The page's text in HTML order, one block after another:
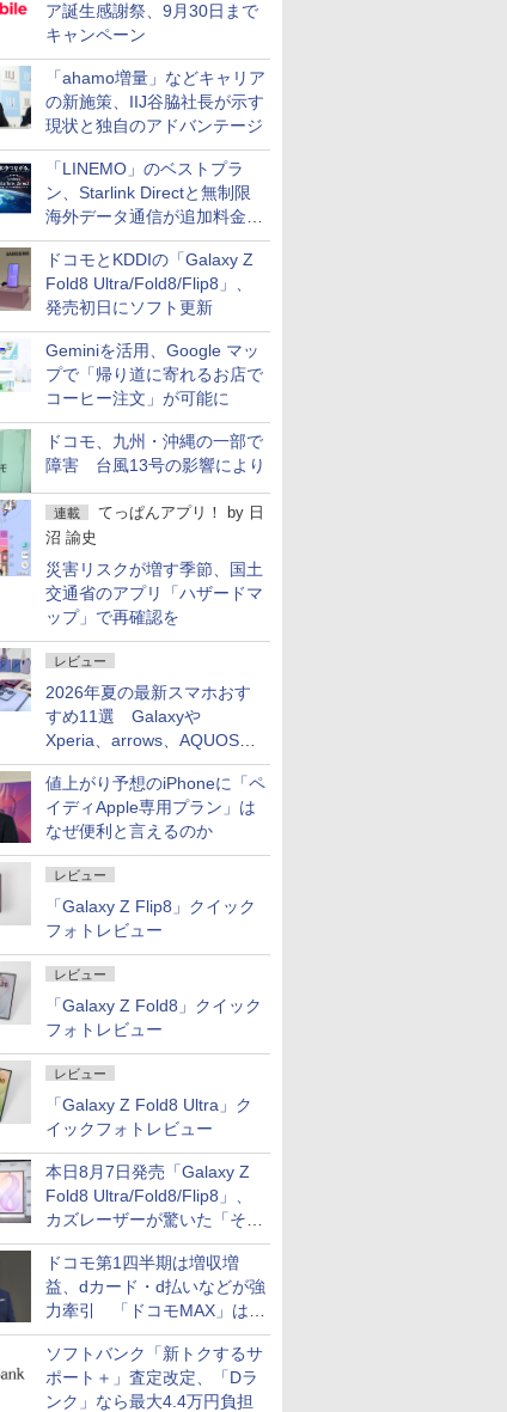
ア誕生感謝祭、9月30日まで
キャンペーン
「ahamo増量」などキャリア
の新施策、IIJ谷脇社長が示す
現状と独自のアドバンテージ
「LINEMO」のベストプラ
ン、Starlink Directと無制限
海外データ通信が追加料金な
しに
ドコモとKDDIの「Galaxy Z
Fold8 Ultra/Fold8/Flip8」、
発売初日にソフト更新
Geminiを活用、Google マッ
プで「帰り道に寄れるお店で
コーヒー注文」が可能に
ドコモ、九州・沖縄の一部で
障害 台風13号の影響により
連載 てっぱんアプリ！ by 日
沼 諭史
災害リスクが増す季節、国土
交通省のアプリ「ハザードマ
ップ」で再確認を
レビュー
2026年夏の最新スマホおす
すめ11選 Galaxyや
Xperia、arrows、AQUOSな
ど注目機種の特徴は
値上がり予想のiPhoneに「ペ
イディApple専用プラン」は
なぜ便利と言えるのか
レビュー
「Galaxy Z Flip8」クイック
フォトレビュー
レビュー
「Galaxy Z Fold8」クイック
フォトレビュー
レビュー
「Galaxy Z Fold8 Ultra」ク
イックフォトレビュー
本日8月7日発売「Galaxy Z
Fold8 Ultra/Fold8/Flip8」、
カズレーザーが驚いた「そば
屋のメニュー並みの薄さ」
ドコモ第1四半期は増収増
益、dカード・d払いなどが強
力牽引 「ドコモMAX」は
400万契約突破
ソフトバンク「新トクするサ
ポート＋」査定改定、「Dラ
ンク」なら最大4.4万円負担